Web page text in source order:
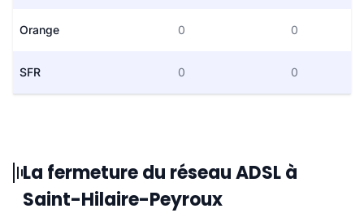
Orange 0 0
SFR 0 0
La fermeture du réseau ADSL à
Saint-Hilaire-Peyroux